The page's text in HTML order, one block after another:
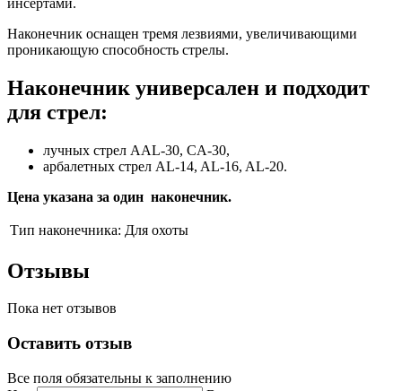
Наконечник оснащен тремя лезвиями, увеличивающими
проникающую способность стрелы.
Наконечник универсален и подходит
для стрел:
лучных стрел AAL-30, CA-30,
арбалетных стрел AL-14, AL-16, AL-20.
Цена указана за один наконечник.
Тип наконечника: Для охоты
Отзывы
Пока нет отзывов
Оставить отзыв
Все поля обязательны к заполнению